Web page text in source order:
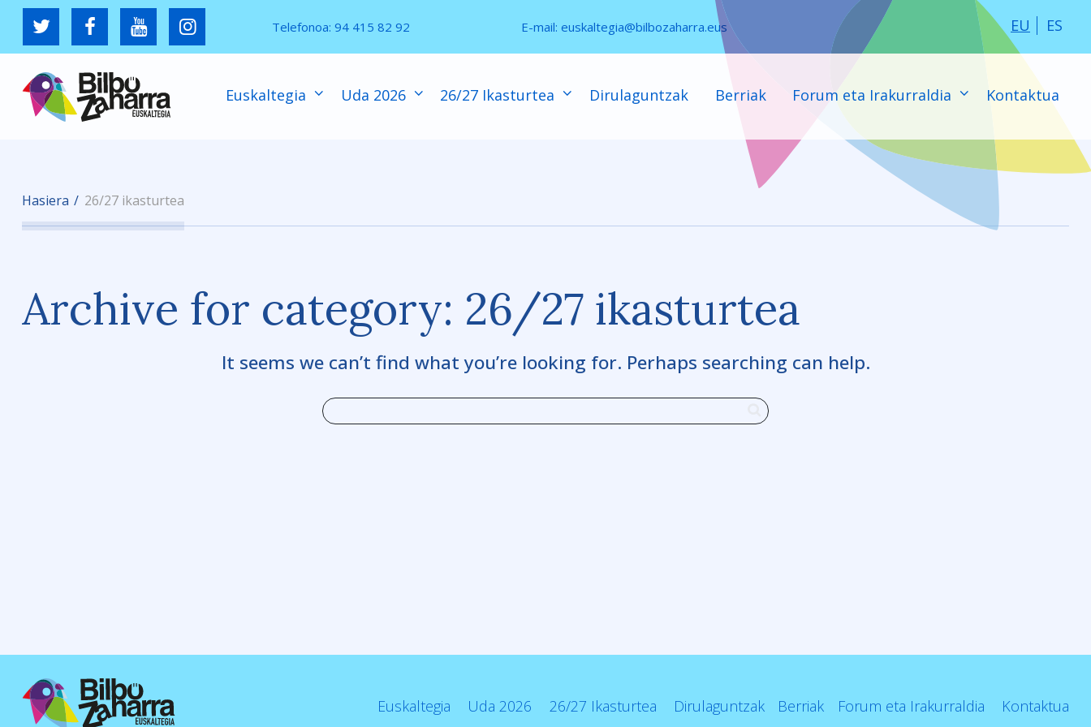
Telefonoa: 94 415 82 92 E-mail: euskaltegia@bilbozaharra.eus EU ES
Euskaltegia Uda 2026 26/27 Ikasturtea Dirulaguntzak Berriak Forum eta Irakurraldia Kontaktua
Hasiera 26/27 ikasturtea
Archive for category: 26/27 ikasturtea
It seems we can’t find what you’re looking for. Perhaps searching can help.
Euskaltegia Uda 2026 26/27 Ikasturtea Dirulaguntzak Berriak Forum eta Irakurraldia Kontaktua